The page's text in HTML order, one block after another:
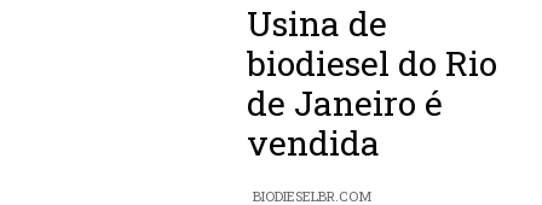
Usina de
biodiesel do Rio
de Janeiro é
vendida
BIODIESELBR.COM